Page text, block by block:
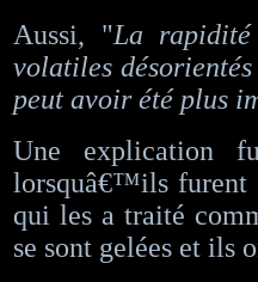
Aussi, "La
volatiles
peut avoir été plus
Une explication
lorsquâ€™ils furent
qui les a traité
se sont gelées et ils